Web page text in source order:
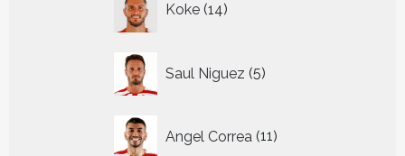
Koke 14
producten
Saul Niguez 5
producten
Angel Correa 11
producten